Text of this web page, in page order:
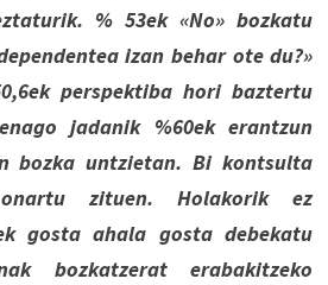
% 53ek «No» bozkatu
izan behar ote du?»
perspektiba hori baztertu
jadanik %60ek erantzun
bozka untzietan. Bi kontsulta
zituen. Holakorik ez
gosta ahala gosta debekatu
bozkatzerat erabakitzeko